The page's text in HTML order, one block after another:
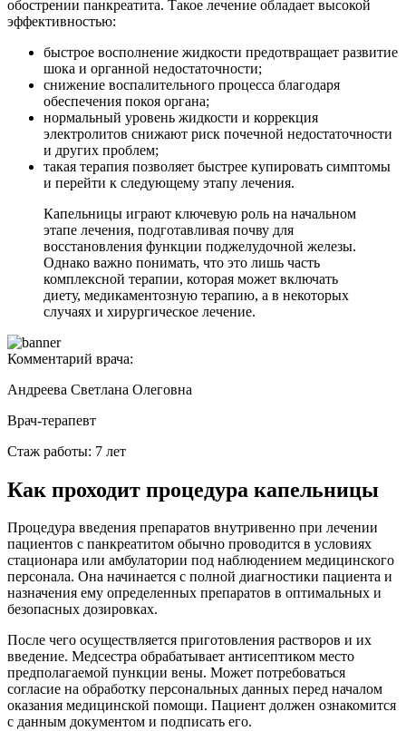
обострении панкреатита. Такое лечение обладает высокой
эффективностью:
быстрое восполнение жидкости предотвращает развитие
шока и органной недостаточности;
снижение воспалительного процесса благодаря
обеспечения покоя органа;
нормальный уровень жидкости и коррекция
электролитов снижают риск почечной недостаточности
и других проблем;
такая терапия позволяет быстрее купировать симптомы
и перейти к следующему этапу лечения.
Капельницы играют ключевую роль на начальном
этапе лечения, подготавливая почву для
восстановления функции поджелудочной железы.
Однако важно понимать, что это лишь часть
комплексной терапии, которая может включать
диету, медикаментозную терапию, а в некоторых
случаях и хирургическое лечение.
Комментарий врача:
Андреева Светлана Олеговна
Врач-терапевт
Стаж работы: 7 лет
Как проходит процедура капельницы
Процедура введения препаратов внутривенно при лечении
пациентов с панкреатитом обычно проводится в условиях
стационара или амбулатории под наблюдением медицинского
персонала. Она начинается с полной диагностики пациента и
назначения ему определенных препаратов в оптимальных и
безопасных дозировках.
После чего осуществляется приготовления растворов и их
введение. Медсестра обрабатывает антисептиком место
предполагаемой пункции вены. Может потребоваться
согласие на обработку персональных данных перед началом
оказания медицинской помощи. Пациент должен ознакомится
с данным документом и подписать его.